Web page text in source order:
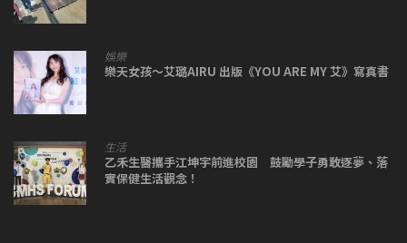
娛樂
樂天女孩～艾璐AIRU 出版《YOU ARE MY 艾》寫真書
生活
乙禾生醫攜手江坤宇前進校園 鼓勵學子勇敢逐夢、落
實保健生活觀念！